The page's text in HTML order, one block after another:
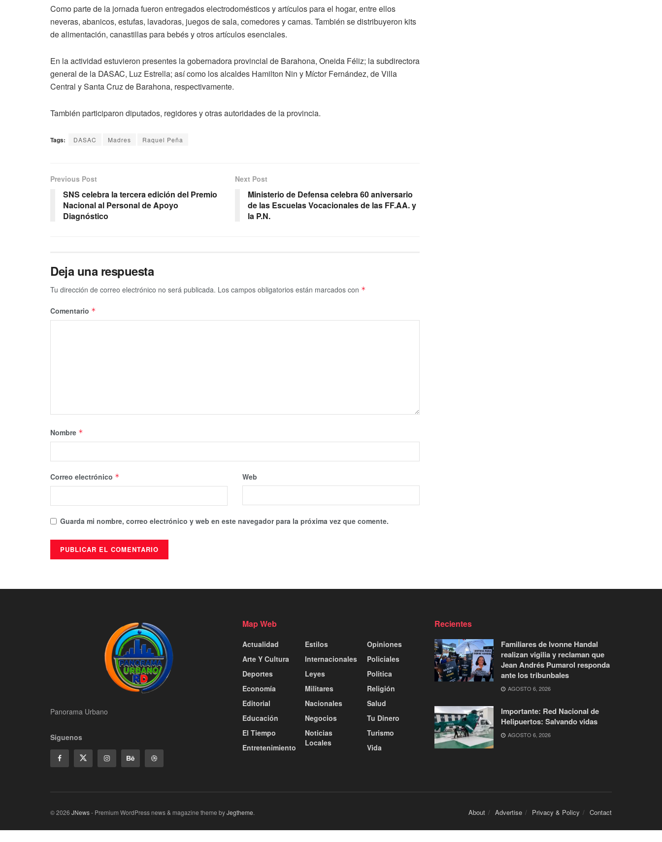
Como parte de la jornada fueron entregados electrodomésticos y artículos para el hogar, entre ellos
neveras, abanicos, estufas, lavadoras, juegos de sala, comedores y camas. También se distribuyeron kits
de alimentación, canastillas para bebés y otros artículos esenciales.
En la actividad estuvieron presentes la gobernadora provincial de Barahona, Oneida Féliz; la subdirectora
general de la DASAC, Luz Estrella; así como los alcaldes Hamilton Nin y Míctor Fernández, de Villa
Central y Santa Cruz de Barahona, respectivamente.
También participaron diputados, regidores y otras autoridades de la provincia.
Tags: DASAC Madres Raquel Peña
Previous Post
SNS celebra la tercera edición del Premio
Nacional al Personal de Apoyo
Diagnóstico
Next Post
Ministerio de Defensa celebra 60 aniversario
de las Escuelas Vocacionales de las FF.AA. y
la P.N.
Deja una respuesta
Tu dirección de correo electrónico no será publicada. Los campos obligatorios están marcados con *
Comentario *
Nombre *
Correo electrónico * Web
Guarda mi nombre, correo electrónico y web en este navegador para la próxima vez que comente.
Panorama Urbano
Siguenos
Map Web
Actualidad
Arte Y Cultura
Deportes
Economía
Editorial
Educación
El Tiempo
Entretenimiento
Estilos
Internacionales
Leyes
Militares
Nacionales
Negocios
Noticias
Locales
Opiniones
Policiales
Politica
Religión
Salud
Tu Dinero
Turismo
Vida
Recientes
Familiares de Ivonne Handal
realizan vigilia y reclaman que
Jean Andrés Pumarol responda
ante los tribunbales
AGOSTO 6, 2026
Importante: Red Nacional de
Helipuertos: Salvando vidas
AGOSTO 6, 2026
About Advertise Privacy & Policy Contact
© 2026 JNews- Premium WordPress news & magazine theme byJegtheme.